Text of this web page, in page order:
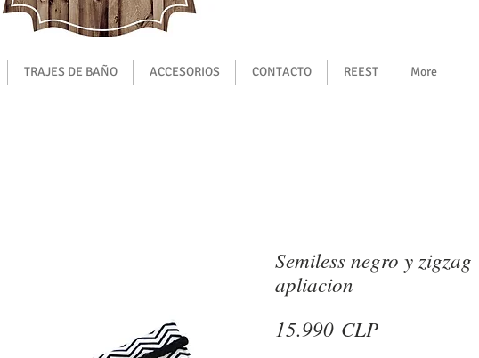
TRAJES DE BAÑO ACCESORIOS CONTACTO REEST More
Semiless negro y zigzag
apliacion
15.990 CLPPrecio